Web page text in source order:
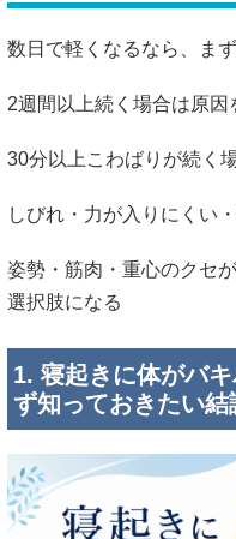
数日で軽くなるなら、ま
2週間以上続く場合は原
30分以上こわばりが続く
しびれ・力が入りにくい
姿勢・筋肉・重心のクセ
選択肢になる
1. 寝起きに体がバ
ず知っておきたい結